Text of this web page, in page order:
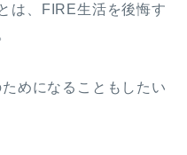
は、FIRE生活を後悔す
めになることもしたい